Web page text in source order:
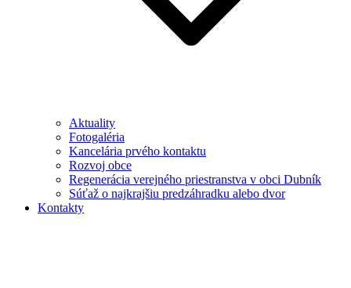
Aktuality
Fotogaléria
Kancelária prvého kontaktu
Rozvoj obce
Regenerácia verejného priestranstva v obci Dubník
Súťaž o najkrajšiu predzáhradku alebo dvor
Kontakty